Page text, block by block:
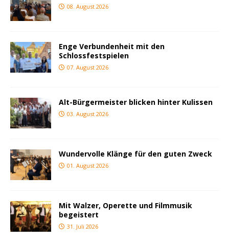
08. August 2026
Enge Verbundenheit mit den
Schlossfestspielen
07. August 2026
Alt-Bürgermeister blicken hinter Kulissen
03. August 2026
Wundervolle Klänge für den guten Zweck
01. August 2026
Mit Walzer, Operette und Filmmusik
begeistert
31. Juli 2026